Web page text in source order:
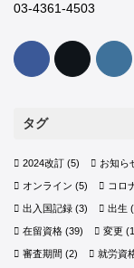
03-4361-4503
タグ
2024改訂 (5) お知ら
オンライン (5) コロ
出入国記録 (3) 出生
在留資格 (39) 変更
審査期間 (2) 就労資